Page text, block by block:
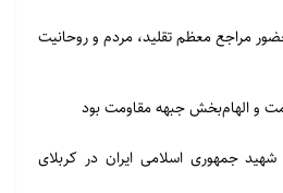
حضور مراجع معظم تقلید، مردم و روحانیت
و الهام‌بخش جبهه مقاومت بود
جمهوری اسلامی ایران در کربلای